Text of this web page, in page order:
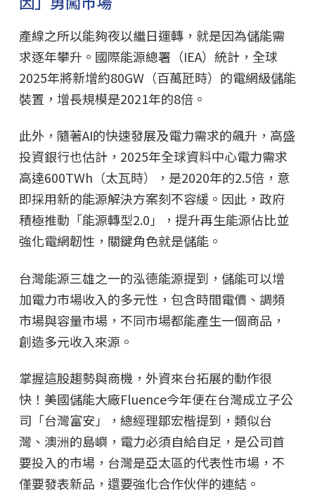
產線之所以能夠夜以繼日運轉，就是因為儲能需
求逐年攀升。國際能源總署（IEA）統計，全球
2025年將新增約80GW（百萬瓩時）的電網級儲能
裝置，增長規模是2021年的8倍。
此外，隨著AI的快速發展及電力需求的飆升，高盛
投資銀行也估計，2025年全球資料中心電力需求
高達600TWh（太瓦時），是2020年的2.5倍，意
即採用新的能源解決方案刻不容緩。因此，政府
積極推動「能源轉型2.0」，提升再生能源佔比並
強化電網韌性，關鍵角色就是儲能。
台灣能源三雄之一的泓德能源提到，儲能可以增
加電力市場收入的多元性，包含時間電價、調頻
市場與容量市場，不同市場都能產生一個商品，
創造多元收入來源。
掌握這股趨勢與商機，外資來台拓展的動作很
快！美國儲能大廠Fluence今年便在台灣成立子公
司「台灣富安」，總經理鄒宏楷提到，類似台
灣、澳洲的島嶼，電力必須自給自足，是公司首
要投入的市場，台灣是亞太區的代表性市場，不
僅要發表新品，還要強化合作伙伴的連結。